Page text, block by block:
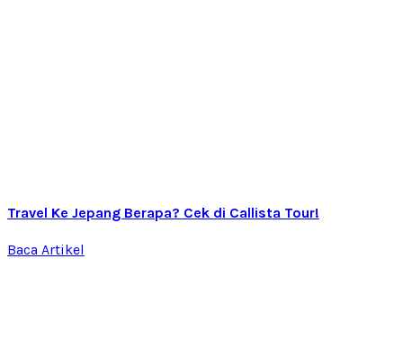
Travel Ke Jepang Berapa? Cek di Callista Tour!
Baca Artikel